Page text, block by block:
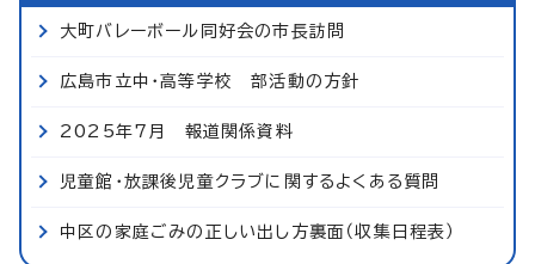
大町バレーボール同好会の市長訪問
広島市立中・高等学校 部活動の方針
2025年7月 報道関係資料
児童館・放課後児童クラブに関するよくある質問
中区の家庭ごみの正しい出し方裏面（収集日程表）